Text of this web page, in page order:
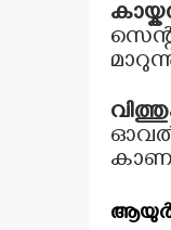
ഓവൽ